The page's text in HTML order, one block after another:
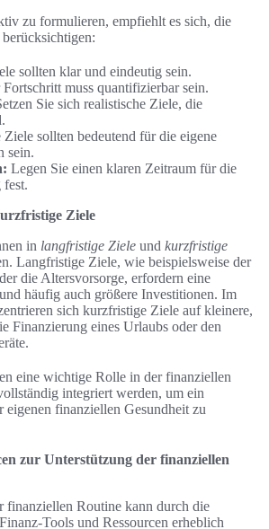
zu formulieren, empfiehlt es sich, die
sollten klar und eindeutig sein.
muss quantifizierbar sein.
Sie sich realistische Ziele, die
Ziele sollten bedeutend für die eigene
sein.
Legen Sie einen klaren Zeitraum für die
fest.
Ziele
in langfristige Ziele und kurzfristige
Langfristige Ziele, wie beispielsweise der
die Altersvorsorge, erfordern eine
häufig auch größere Investitionen. Im
sich kurzfristige Ziele auf kleinere,
Finanzierung eines Urlaubs oder den
eine wichtige Rolle in der finanziellen
integriert werden, um ein
eigenen finanziellen Gesundheit zu
zur Unterstützung der finanziellen
finanziellen Routine kann durch die
Tools und Ressourcen erheblich